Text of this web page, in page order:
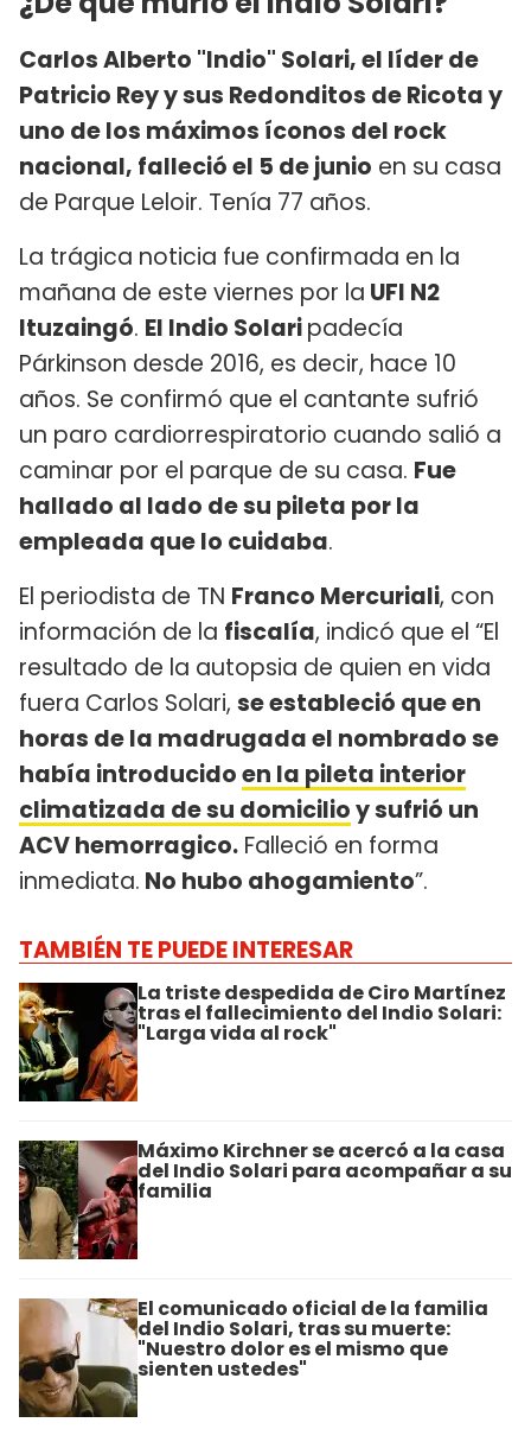
Carlos Alberto "Indio" Solari, el líder de
Patricio Rey y sus Redonditos de Ricota y
uno de los máximos íconos del rock
nacional, falleció el 5 de junio en su casa
de Parque Leloir. Tenía 77 años.
La trágica noticia fue confirmada en la
mañana de este viernes por la UFI N2
Ituzaingó. El Indio Solaripadecía
Párkinson desde 2016, es decir, hace 10
años. Se confirmó que el cantante sufrió
un paro cardiorrespiratorio cuando salió a
caminar por el parque de su casa. Fue
hallado al lado de su pileta por la
empleada que lo cuidaba.
El periodista de TN Franco Mercuriali, con
información de la fiscalía, indicó que el “El
resultado de la autopsia de quien en vida
fuera Carlos Solari, se estableció que en
horas de la madrugada el nombrado se
había introducidoen la pileta interior
climatizada de su domicilioy sufrió un
ACV hemorragico. Falleció en forma
inmediata. No hubo ahogamiento”.
TAMBIÉN TE PUEDE INTERESAR
La triste despedida de Ciro Martínez
tras el fallecimiento del Indio Solari:
"Larga vida al rock"
Máximo Kirchner se acercó a la casa
del Indio Solari para acompañar a su
familia
El comunicado oficial de la familia
del Indio Solari, tras su muerte:
"Nuestro dolor es el mismo que
sienten ustedes"